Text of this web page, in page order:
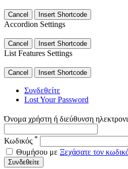
Cancel Insert Shortcode
Accordion Settings
Cancel Insert Shortcode
List Features Settings
Cancel Insert Shortcode
Συνδεθείτε
Lost Your Password
Όνομα χρήστη ή διεύθυνση
Κωδικός *
Θυμήσου με Ξεχάσατε τον
Συνδεθείτε